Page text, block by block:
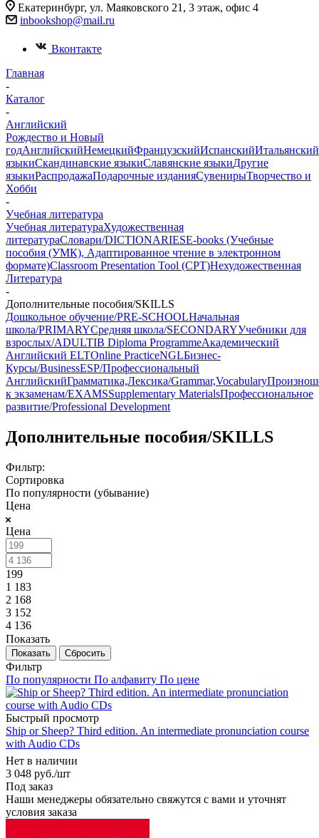
Екатеринбург, ул. Маяковского 21, 3 этаж, офис 4
inbookshop@mail.ru
Вконтакте
Главная
-
Каталог
-
Английский
Рождество и Новый
годАнглийскийНемецкийФранцузскийИспанскийИтальянский
языкиСкандинавские языкиСлавянские языкиДругие
языкиРаспродажаПодарочные изданияСувенирыТворчество и
Хобби
-
Учебная литература
Учебная литератураХудожественная
литератураСловари/DICTIONARIESE-books (Учебные
пособия (УМК), Адаптированное чтение в электронном
формате)Classroom Presentation Tool (CPT)Нехудожественная
Литература
-
Дополнительные пособия/SKILLS
Дошкольное обучение/PRE-SCHOOLНачальная
школа/PRIMARYСредняя школа/SECONDARYУчебники для
взрослых/ADULTIB Diploma ProgrammeАкадемический
Английский ELTOnline PracticeNGLБизнес-
Курсы/BusinessESP/Профессиональный
АнглийскийГрамматика,Лексика/Grammar,Vocabulary
к экзаменам/EXAMSSupplementary MaterialsПрофессиональное
развитие/Professional Development
Дополнительные пособия/SKILLS
Фильтр:
Сортировка
По популярности (убывание)
Цена
Цена
199
1 183
2 168
3 152
4 136
Показать
Сбросить
Фильтр
По популярности По алфавиту По цене
Быстрый просмотр
Ship or Sheep? Third edition. An intermediate pronunciation course
with Audio CDs
Нет в наличии
3 048 руб./шт
Под заказ
Наши менеджеры обязательно свяжутся с вами и уточнят
условия заказа